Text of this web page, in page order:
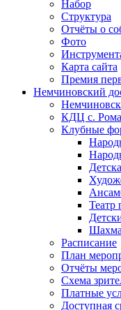
Набор
Структура
Отчёты о
Фото
Карта сайта
Премия
Немчиновский
КДЦ с.
Клубные
Расписание
План
Отчёты
Схема
Платные
Доступная